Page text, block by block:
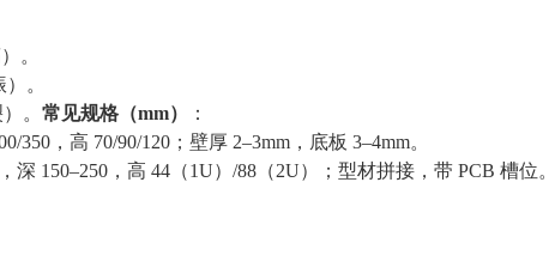
。
。
。 常见规格（mm）
：
350，高 70/90/120；壁厚 2–3mm，底板 3–4mm。
深 150–250，高 44（1U）/88（2U）；型材拼接，带 PCB 槽位。